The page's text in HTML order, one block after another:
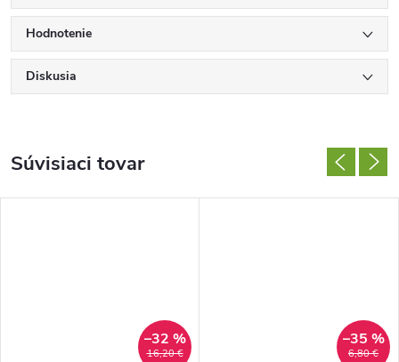
Hodnotenie
Diskusia
Súvisiaci tovar
16,20 €
–32 %
6,80 €
–35 %